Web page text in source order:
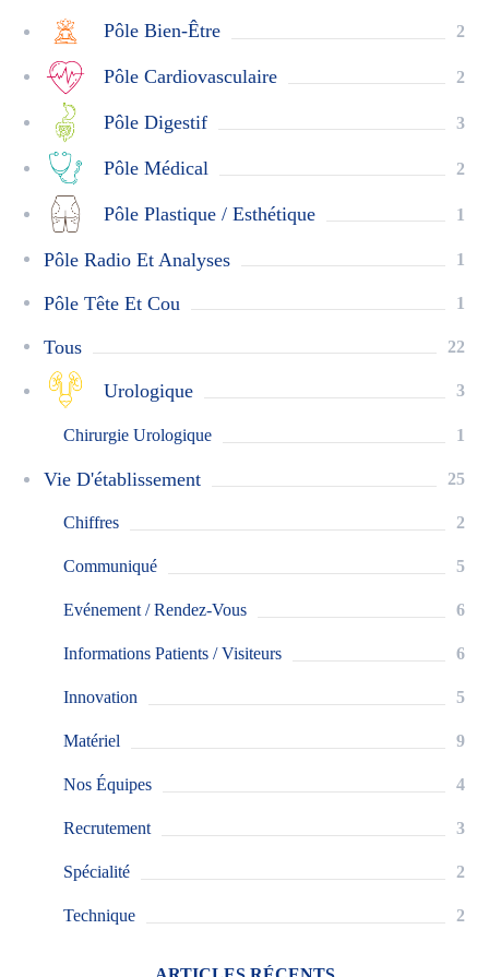
Pôle Bien-Être 2
Pôle Cardiovasculaire 2
Pôle Digestif 3
Pôle Médical 2
Pôle Plastique / Esthétique 1
Pôle Radio Et Analyses 1
Pôle Tête Et Cou 1
Tous 22
Urologique 3
Chirurgie Urologique 1
Vie D'établissement 25
Chiffres 2
Communiqué 5
Evénement / Rendez-Vous 6
Informations Patients / Visiteurs 6
Innovation 5
Matériel 9
Nos Équipes 4
Recrutement 3
Spécialité 2
Technique 2